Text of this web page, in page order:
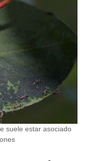
suele estar asociado